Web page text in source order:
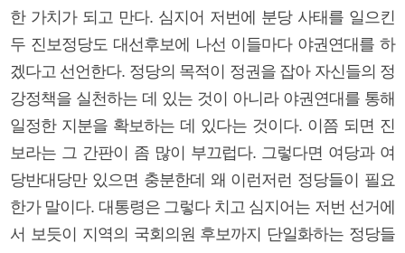
한 가치가 되고 만다. 심지어 저번에 분당 사태를 일으킨
두 진보정당도 대선후보에 나선 이들마다 야권연대를 하
겠다고 선언한다. 정당의 목적이 정권을 잡아 자신들의 정
강정책을 실천하는 데 있는 것이 아니라 야권연대를 통해
일정한 지분을 확보하는 데 있다는 것이다. 이쯤 되면 진
보라는 그 간판이 좀 많이 부끄럽다. 그렇다면 여당과 여
당반대당만 있으면 충분한데 왜 이런저런 정당들이 필요
한가 말이다. 대통령은 그렇다 치고 심지어는 저번 선거에
서 보듯이 지역의 국회의원 후보까지 단일화하는 정당들